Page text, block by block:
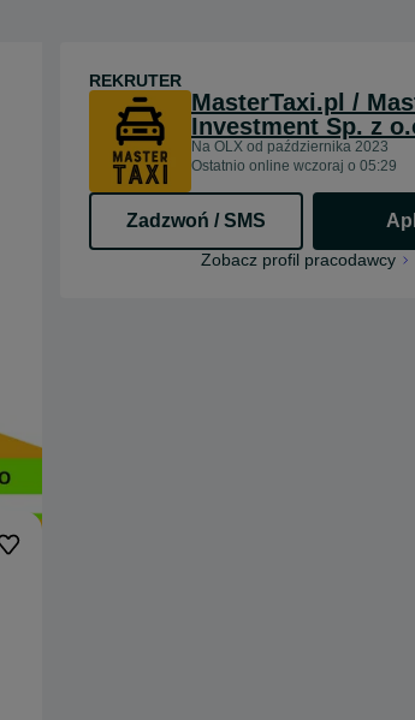
REKRUTER
MasterTaxi.pl /
Investment Sp. z
Na OLX od października 2023
Ostatnio online wczoraj o 05:29
Zadzwoń / SMS
Zobacz profil pracodawcy